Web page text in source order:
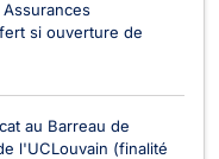
si ouverture de
au Barreau de
l'UCLouvain (finalité